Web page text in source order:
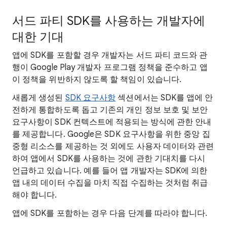
서드 파티 SDK를 사용하는 개발자에
대한 기대
앱에 SDK를 포함할 경우 개발자는 서드 파티 코드와 관
행이 Google Play 개발자 프로그램 정책을 준수하고 앱
이 정책을 위반하지 않도록 할 책임이 있습니다.
새롭게 생성된 SDK 요구사항 섹션에서는 SDK를 앱에 안
전하게 통합하도록 돕고 기존의 개인 정보 보호 및 보안
요구사항이 SDK 컨텍스트에 적용되는 방식에 관한 안내
를 제공합니다. Google은 SDK 요구사항을 위한 중앙 집
중형 리소스를 제공하는 것 외에도 사용자 데이터와 관련
하여 앱에서 SDK를 사용하는 것에 관한 기대치를 다시
언급하고 있습니다. 예를 들어 앱 개발자는 SDK에 의한
앱 내의 데이터 수집을 마치 직접 수집하는 것처럼 취급
해야 합니다.
앱에 SDK를 포함하는 경우 다음 단계를 따라야 합니다.